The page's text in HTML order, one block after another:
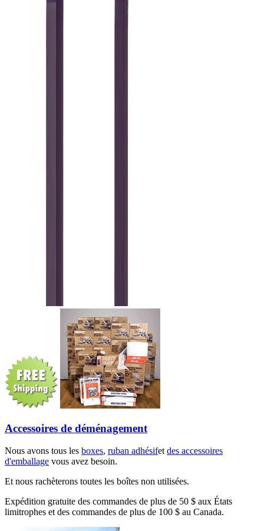
Accessoires de déménagement
Nous avons tous les boxes, ruban adhésifetdes accessoires
d'emballage vous avez besoin.
Et nous rachèterons toutes les boîtes non utilisées.
Expédition gratuite des commandes de plus de 50 $ aux États
limitrophes et des commandes de plus de 100 $ au Canada.